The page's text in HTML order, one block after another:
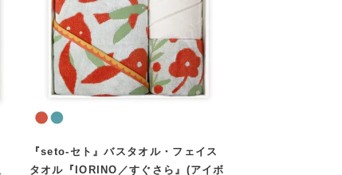
『seto-セト』バスタオル・フェイス
タオル『IORINO／すぐさら』(アイボ